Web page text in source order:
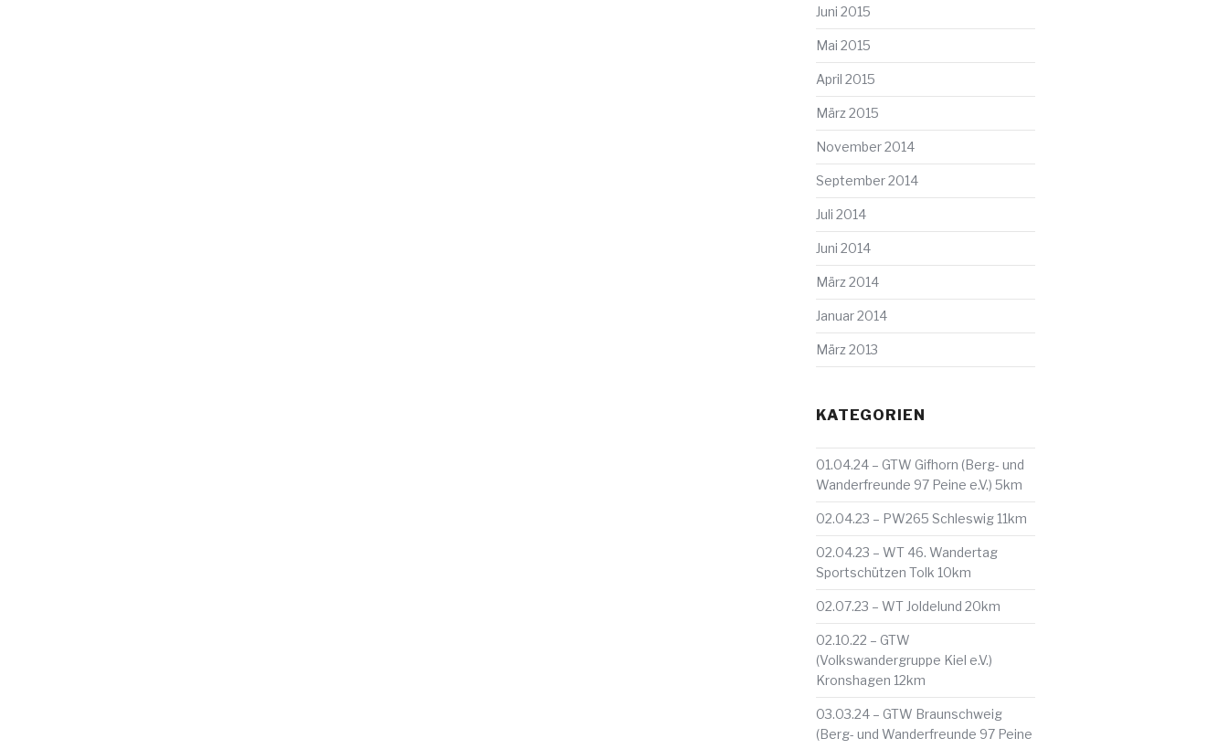
Juni 2015
Mai 2015
April 2015
März 2015
November 2014
September 2014
Juli 2014
Juni 2014
März 2014
Januar 2014
März 2013
KATEGORIEN
01.04.24 – GTW Gifhorn (Berg- und
Wanderfreunde 97 Peine e.V.) 5km
02.04.23 – PW265 Schleswig 11km
02.04.23 – WT 46. Wandertag
Sportschützen Tolk 10km
02.07.23 – WT Joldelund 20km
02.10.22 – GTW
(Volkswandergruppe Kiel e.V.)
Kronshagen 12km
03.03.24 – GTW Braunschweig
(Berg- und Wanderfreunde 97 Peine